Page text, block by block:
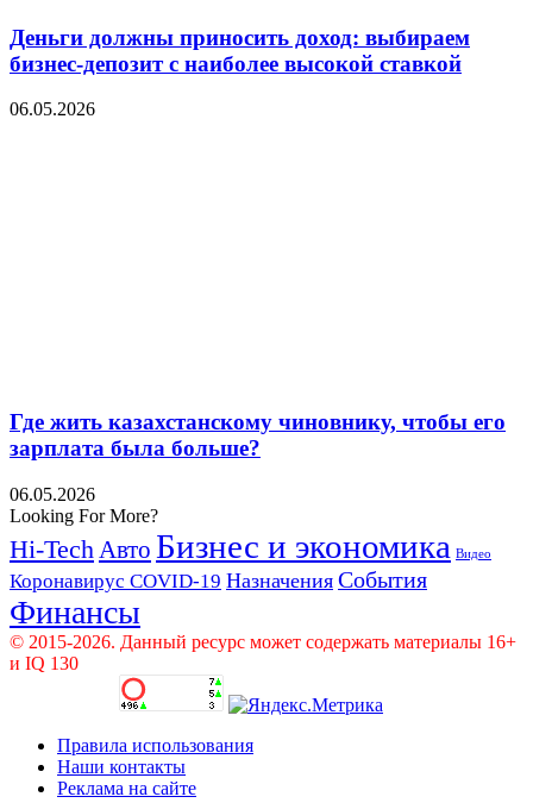
Деньги должны приносить доход: выбираем
бизнес-депозит с наиболее высокой ставкой
06.05.2026
Где жить казахстанскому чиновнику, чтобы его
зарплата была больше?
06.05.2026
Looking For More?
Hi-Tech Авто Бизнес и экономика Видео
Коронавирус COVID-19 Назначения События
Финансы
© 2015-2026. Данный ресурс может содержать материалы 16+
и IQ 130
Правила использования
Наши контакты
Реклама на сайте